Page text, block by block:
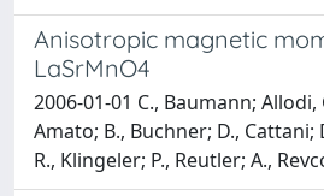
Anisotropic magnetic
LaSrMnO4
2006-01-01 C., Baumann; Allodi,
Amato; B., Buchner; D., Cattani;
R., Klingeler; P., Reutler; A.,